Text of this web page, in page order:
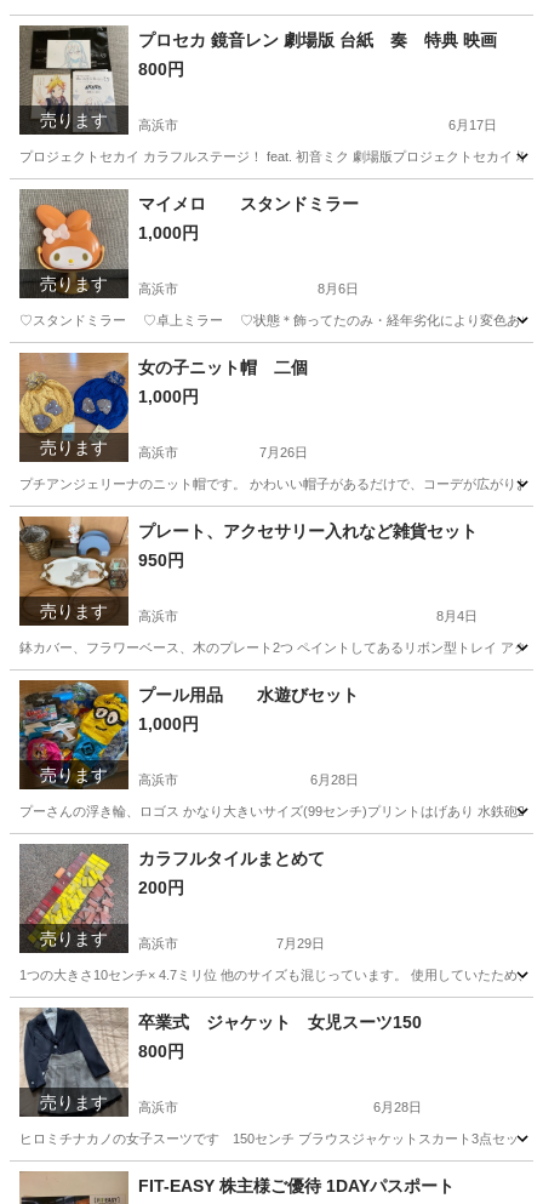
愛知 高浜市 その他
売ります
プロセカ 鏡音レン 劇場版 台紙 奏 特典 映画
800円
高浜市 6月17日
プロジェクトセカイ カラフルステージ！ feat. 初音ミク 劇場版プロジェクトセカイ
愛知 高浜市 おもちゃ プロセカ
売ります
マイメロ スタンドミラー
1,000円
高浜市 8月6日
♡スタンドミラー ♡卓上ミラー ♡状態＊飾ってたのみ・経年劣化により変色あり。
愛知 高浜市 生活雑貨 ミラー
売ります
女の子ニット帽 二個
1,000円
高浜市 7月26日
愛知 高浜市 生活雑貨 ニット帽
売ります
プレート、アクセサリー入れなど雑貨セット
950円
高浜市 8月4日
鉢カバー、フラワーベース、木のプレート2つ ペイントしてあるリボン型トレイ アク
愛知 高浜市 生活雑貨
売ります
プール用品 水遊びセット
1,000円
高浜市 6月28日
プーさんの浮き輪、ロゴス かなり大きいサイズ(99センチ)プリントはげあり 水鉄砲
愛知 高浜市 その他
売ります
カラフルタイルまとめて
200円
高浜市 7月29日
1つの大きさ10センチ× 4.7ミリ位 他のサイズも混じっています。 使用していたため
愛知 高浜市 キッズ用品 タイル
売ります
卒業式 ジャケット 女児スーツ150
800円
高浜市 6月28日
ヒロミチナカノの女子スーツです 150センチ ブラウスジャケットスカート3点セット
愛知 高浜市 服/ファッション 卒業式
FIT-EASY 株主様ご優待 1DAYパスポート